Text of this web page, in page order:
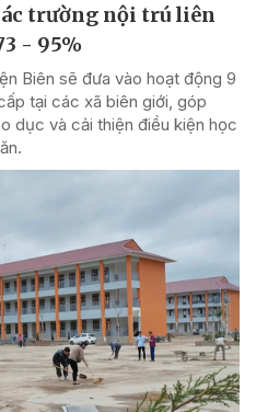
trường nội trú liên
- 95%
Biên sẽ đưa vào hoạt động 9
tại các xã biên giới, góp
dục và cải thiện điều kiện học